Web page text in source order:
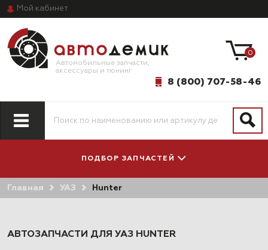
Мой кабинет
Автомобильные запчасти,
аксессуары и тюнинг
8 (800) 707-58-46
0
ПОДБОР ЗАПЧАСТЕЙ
ПО МОДЕЛИ
ПО СИСТЕМАМ
Главная УАЗ Hunter
АВТОЗАПЧАСТИ ДЛЯ УАЗ HUNTER